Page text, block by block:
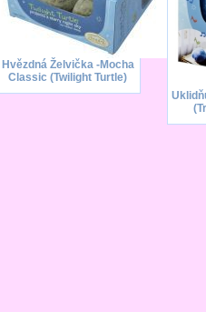
Hvězdná Želvička -Mocha
Classic (Twilight Turtle)